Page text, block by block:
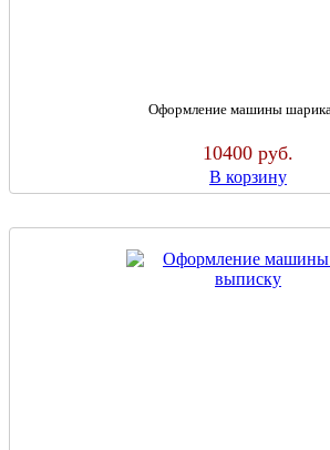
Оформление машины
10400 руб.
В корзину